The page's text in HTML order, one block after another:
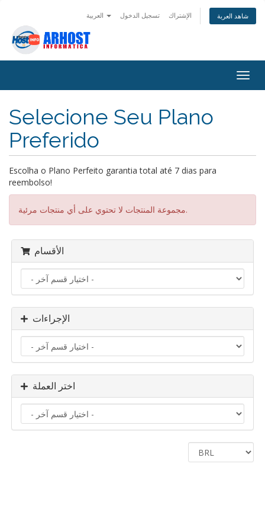
تسجيل الدخول الإشتراك شاهد العربة
Selecione Seu Plano
Preferido
Escolha o Plano Perfeito garantia total até 7 dias para
reembolso!
مجموعة المنتجات لا تحتوي على أي منتجات مرئية.
الأقسام
الإجراءات
اختر العملة